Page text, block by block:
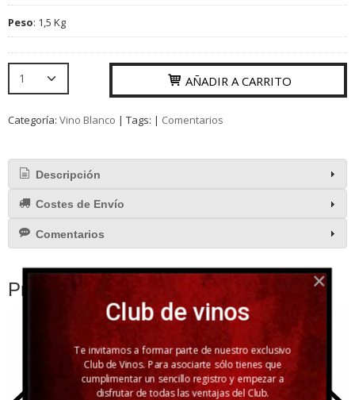
Peso: 1,5 Kg
AÑADIR A CARRITO
Categoría: Vino Blanco | Tags: | Comentarios
Descripción
Costes de Envío
Comentarios
Productos Relacionados
Agotado
Club de vinos
Te invitamos a formar parte de nuestro exclusivo
Club de Vinos. Para asociarte sólo tienes que
cumplimentar un sencillo registro y empezar a
disfrutar de todas las ventajas del Club.